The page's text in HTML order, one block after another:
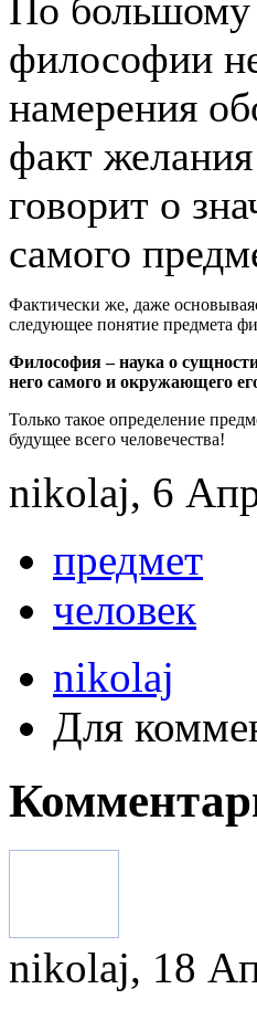
По большому
философии
намерения
факт
говорит о
самого
Фактически же, даже
следующее понятие предмета
Философия – наука о
него самого и окружающего
Только такое определение
будущее всего человечества!
nikolaj, 6
предмет
человек
nikolaj
Для
nikolaj, 18